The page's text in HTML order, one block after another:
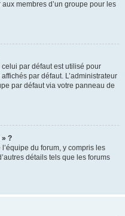
membres d’un groupe pour les
par défaut est utilisé pour
par défaut. L’administrateur
par défaut via votre panneau de
» ?
du forum, y compris les
détails tels que les forums